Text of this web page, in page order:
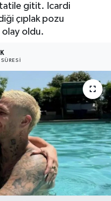
tatile gitit. Icardi
çıplak pozu
olay oldu.